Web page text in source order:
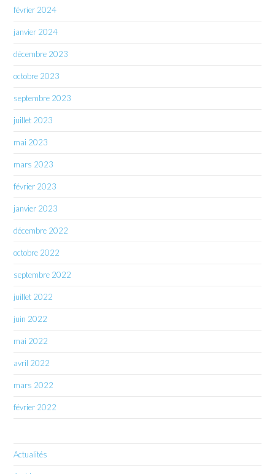
février 2024
janvier 2024
décembre 2023
octobre 2023
septembre 2023
juillet 2023
mai 2023
mars 2023
février 2023
janvier 2023
décembre 2022
octobre 2022
septembre 2022
juillet 2022
juin 2022
mai 2022
avril 2022
mars 2022
février 2022
Actualités